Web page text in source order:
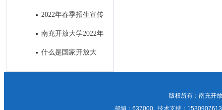
之间究竟有何差别？
2022年春季招生宣传
招生简章与H5制作及南充主流
生广告发布比选邀请
南充开放大学2022年
成人教育正在报名中，欢迎咨
什么是国家开放大
版权所有：南充开
邮编：637000 技术支持：